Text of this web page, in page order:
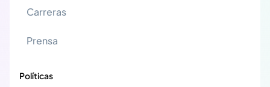
Carreras
Prensa
Políticas